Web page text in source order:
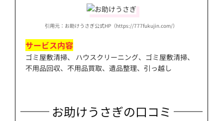
引用元：お助けうさぎ公式HP（https://777fukujin.com/）
サービス内容
ゴミ屋敷清掃、 ハウスクリーニング、ゴミ屋敷清掃、
不用品回収、不用品買取、遺品整理、引っ越し
お助けうさぎの口コミ